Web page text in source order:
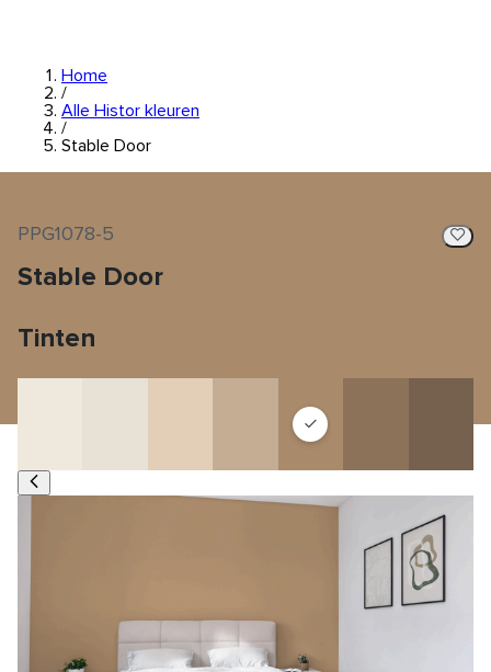
Home
/
Alle Histor kleuren
/
Stable Door
PPG1078-5
Stable Door
Tinten